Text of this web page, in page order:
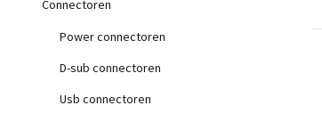
Connectoren
Power connectoren
D-sub connectoren
Usb connectoren